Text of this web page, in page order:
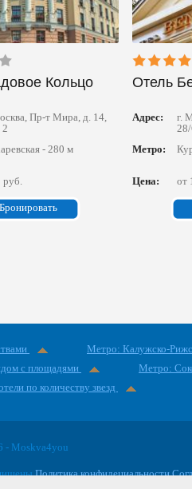
Кольцо
Пр-т Мира, д. 14,
2
- 280 м
руб.
Бронировать
Отель
Адрес:
г.
28/
Метро:
Цена: от
Метро: Калужско-
с площадями
Метро:
по количеству звезд
Moskva4you
Политика конфидециальности